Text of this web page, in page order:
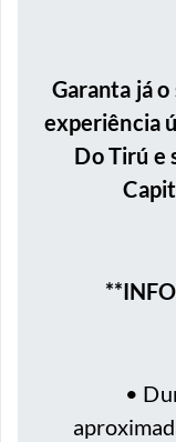
Garanta já
experiência
Do Tirú e
•